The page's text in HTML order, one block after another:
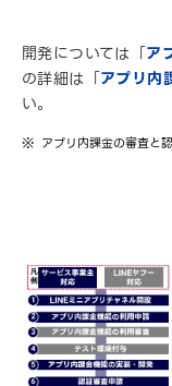
開発については「ア
の詳細は「アプリ内
い。
アプリ内課金の審査と